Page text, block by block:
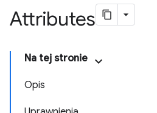
Attributes
Na tej stronie
Opis